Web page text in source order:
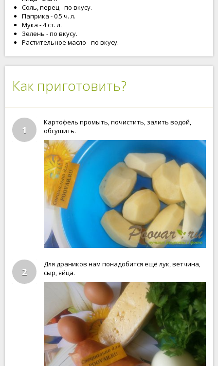
Соль, перец - по вкусу.
Паприка - 0.5 ч. л.
Мука - 4 ст. л.
Зелень - по вкусу.
Растительное масло - по вкусу.
Как приготовить?
1
Картофель промыть, почистить, залить водой,
обсушить.
2
Для драников нам понадобится ещё лук, ветчина,
сыр, яйца.